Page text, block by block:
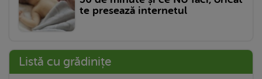
te presează internetul
Listă cu grădinițe